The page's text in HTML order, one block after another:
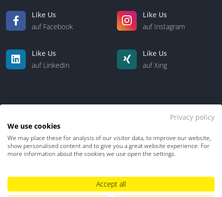
Like Us
auf Facebook
Like Us
auf Instagram
Like Us
auf LinkedIn
Like Us
auf Xing
Kontakt Über uns
Impressum
Hinweisgebersystem
Umgang mit KI
Privacy policy
We use cookies
We may place these for analysis of our visitor data, to improve our website,
show personalised content and to give you a great website experience. For
more information about the cookies we use open the settings.
Accept all